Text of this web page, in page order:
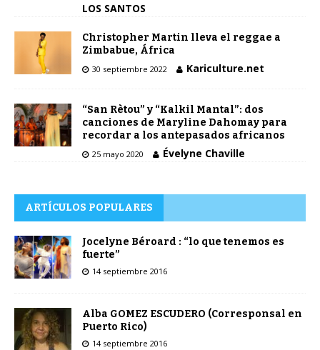
LOS SANTOS
Christopher Martin lleva el reggae a
Zimbabue, África
30 septiembre 2022 Kariculture.net
“San Rètou” y “Kalkil Mantal”: dos
canciones de Maryline Dahomay para
recordar a los antepasados africanos
25 mayo 2020 Évelyne Chaville
ARTÍCULOS POPULARES
Jocelyne Béroard : “lo que tenemos es
fuerte”
14 septiembre 2016
Alba GOMEZ ESCUDERO (Corresponsal en
Puerto Rico)
14 septiembre 2016